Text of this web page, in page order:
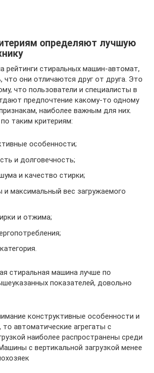
определяют лучшую
рейтинги стиральных машин-автомат,
они отличаются друг от друга. Это
что пользователи и специалисты в
предпочтение какому-то одному
наиболее важным для них.
таким критериям:
особенности;
и долговечность;
и качество стирки;
и максимальный вес загружаемого
и отжима;
стиральная машина лучше по
показателей, довольно
конструктивные особенности и
автоматические агрегаты с
наиболее распространены среди
с вертикальной загрузкой менее